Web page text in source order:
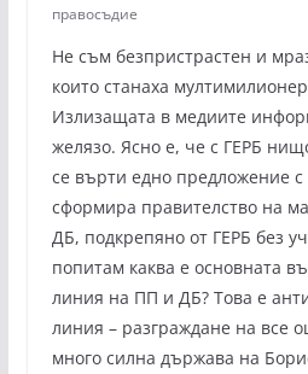
правосъдие
Не съм безпристрастен и
които станаха
Излизащата в медиите
желязо. Ясно е, че с ГЕРБ
се върти едно предложение с
сформира правителство на
ДБ, подкрепяно от ГЕРБ без
попитам каква е основната
линия на ПП и ДБ? Това е
линия – разграждане на все
много силна държава на